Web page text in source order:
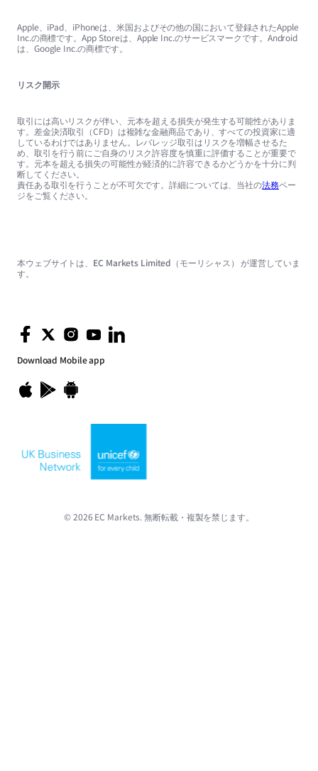
Apple、iPad、iPhoneは、米国およびその他の国において登録されたApple
Inc.の商標です。App Storeは、Apple Inc.のサービスマークです。Android
は、Google Inc.の商標です。
リスク開示
取引には高いリスクが伴い、元本を超える損失が発生する可能性がありま
す。差金決済取引（CFD）は複雑な金融商品であり、すべての投資家に適
しているわけではありません。レバレッジ取引はリスクを増幅させるた
め、取引を行う前にご自身のリスク許容度を慎重に評価することが重要で
す。元本を超える損失の可能性が経済的に許容できるかどうかを十分に判
断してください。
責任ある取引を行うことが不可欠です。詳細については、当社の法務ペー
ジをご覧ください。
Download Mobile app
本ウェブサイトは、EC Markets Limited（モーリシャス） が運営していま
す。
© 2026 EC Markets. 無断転載・複製を禁じます。